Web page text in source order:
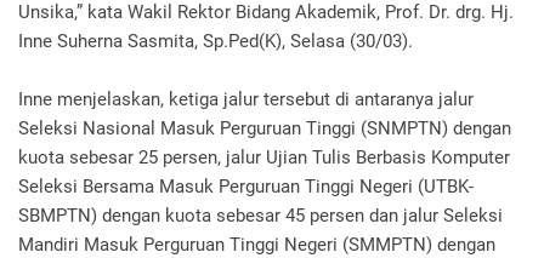
Unsika,” kata Wakil Rektor Bidang Akademik, Prof. Dr. drg. Hj.
Inne Suherna Sasmita, Sp.Ped(K), Selasa (30/03).
Inne menjelaskan, ketiga jalur tersebut di antaranya jalur
Seleksi Nasional Masuk Perguruan Tinggi (SNMPTN) dengan
kuota sebesar 25 persen, jalur Ujian Tulis Berbasis Komputer
Seleksi Bersama Masuk Perguruan Tinggi Negeri (UTBK-
SBMPTN) dengan kuota sebesar 45 persen dan jalur Seleksi
Mandiri Masuk Perguruan Tinggi Negeri (SMMPTN) dengan